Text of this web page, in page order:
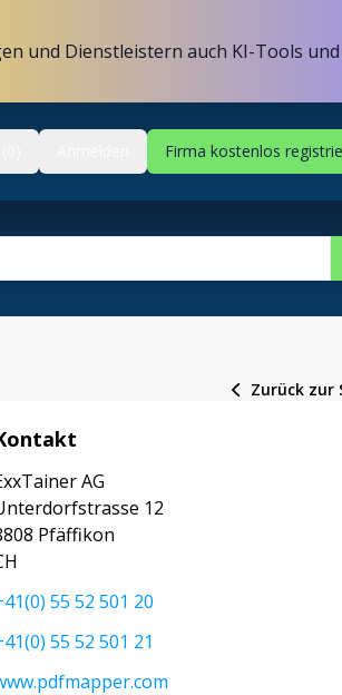
und Dienstleistern auch KI-Tools
Firma kostenlos
Zurück zur
AG
12
Pfäffikon
55 52 501 20
55 52 501 21